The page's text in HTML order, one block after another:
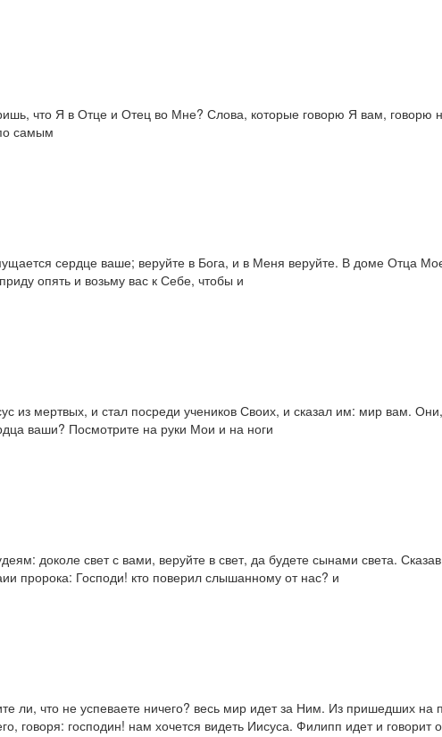
что Я в Отце и Отец во Мне? Слова, которые говорю Я вам,
самым
сердце ваше; веруйте в Бога, и в Меня веруйте. В доме Отца
опять и возьму вас к Себе, чтобы и
из мертвых, и стал посреди учеников Своих, и сказал им: мир вам.
ваши? Посмотрите на руки Мои и на ноги
доколе свет с вами, веруйте в свет, да будете сынами света.
пророка: Господи! кто поверил слышанному от нас? и
ли, что не успеваете ничего? весь мир идет за Ним. Из пришедших
говоря: господин! нам хочется видеть Иисуса. Филипп идет и говорит